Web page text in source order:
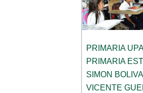
PRIMARIA
PRIMARIA
SIMON
VICENTE